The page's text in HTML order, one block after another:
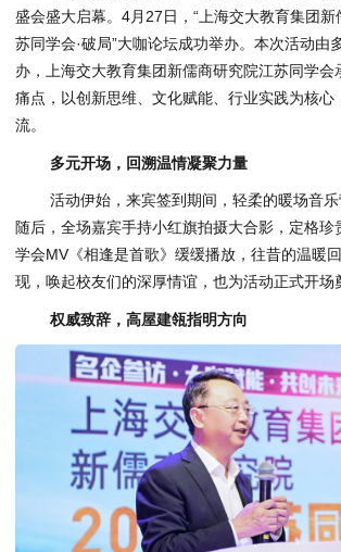
盛会盛大启幕。4月27日，“上海交大教育集团
苏同学会·破局”大咖论坛成功举办。本次活动由
办，上海交大教育集团新儒商研究院江苏同学会
痛点，以创新思维、文化赋能、行业实践为核心
流。
多元开场，回溯温情凝聚力量
活动伊始，来宾签到期间，轻柔的暖场音乐
随后，全场嘉宾手持小红旗拍摄大合影，定格珍
学会MV《相逢是首歌》缓缓播放，往昔的温暖
现，唤起校友们的深厚情谊，也为活动正式开场
权威致辞，高屋建瓴指明方向